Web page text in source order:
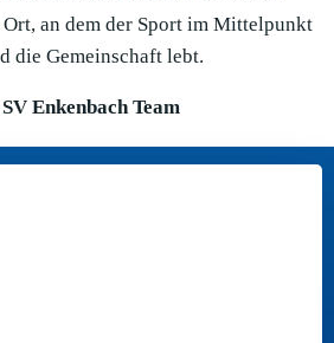
an dem der Sport im Mittelpunkt
die Gemeinschaft lebt.
Enkenbach Team